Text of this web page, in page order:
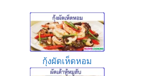
กุ้งผัดเห็ดหอม